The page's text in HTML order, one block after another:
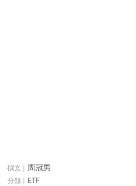
周冠男
ETF